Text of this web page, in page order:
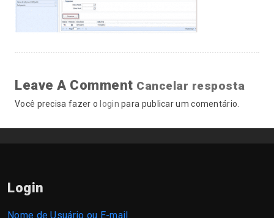
Leave A Comment Cancelar resposta
Você precisa fazer o login para publicar um comentário.
Login
Nome de Usuário ou E-mail